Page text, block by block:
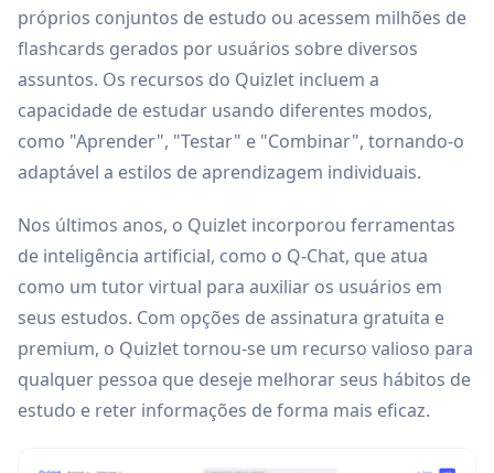
próprios conjuntos de estudo ou acessem milhões de
flashcards gerados por usuários sobre diversos
assuntos. Os recursos do Quizlet incluem a
capacidade de estudar usando diferentes modos,
como "Aprender", "Testar" e "Combinar", tornando-o
adaptável a estilos de aprendizagem individuais.
Nos últimos anos, o Quizlet incorporou ferramentas
de inteligência artificial, como o Q-Chat, que atua
como um tutor virtual para auxiliar os usuários em
seus estudos. Com opções de assinatura gratuita e
premium, o Quizlet tornou-se um recurso valioso para
qualquer pessoa que deseje melhorar seus hábitos de
estudo e reter informações de forma mais eficaz.